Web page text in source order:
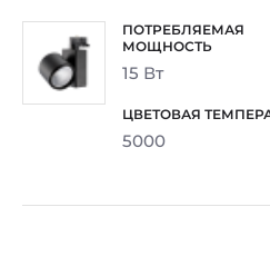
15 Вт
5000